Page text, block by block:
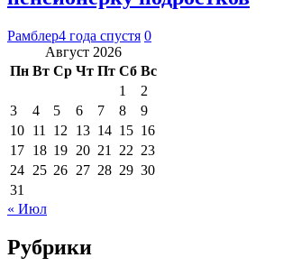
Рамблер4 года спустя 0
Август 2026
Пн Вт Ср Чт Пт Сб Вс
1
2
3
4 5 6 7 8
9
10 11 12 13 14 15 16
17 18 19 20 21 22 23
24 25 26 27 28 29 30
31
« Июл
Рубрики